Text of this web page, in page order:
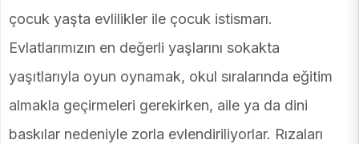
çocuk yaşta evlilikler ile çocuk istismarı.
Evlatlarımızın en değerli yaşlarını sokakta
yaşıtlarıyla oyun oynamak, okul sıralarında eğitim
almakla geçirmeleri gerekirken, aile ya da dini
baskılar nedeniyle zorla evlendiriliyorlar. Rızaları